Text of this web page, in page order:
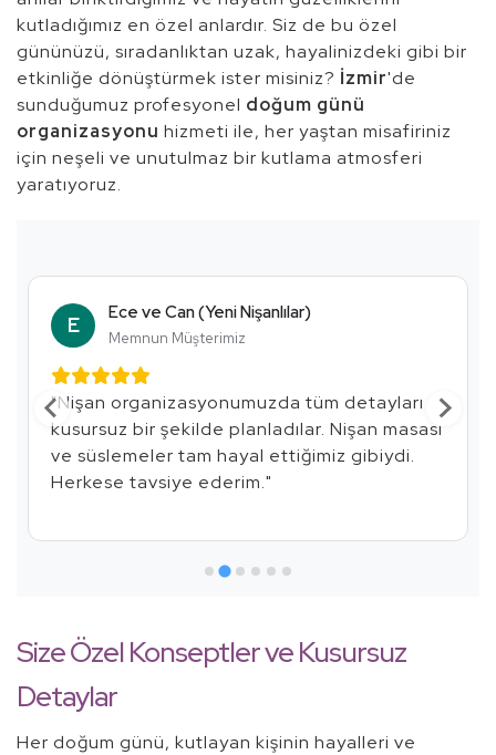
kutladığımız en özel anlardır. Siz de bu özel
gününüzü, sıradanlıktan uzak, hayalinizdeki gibi bir
etkinliğe dönüştürmek ister misiniz? İzmir'de
sunduğumuz profesyonel doğum günü
organizasyonu hizmeti ile, her yaştan misafiriniz
için neşeli ve unutulmaz bir kutlama atmosferi
yaratıyoruz.
E Ece ve Can (Yeni Nişanlılar)
Memnun Müşterimiz
"Nişan organizasyonumuzda tüm detayları
kusursuz bir şekilde planladılar. Nişan masası
ve süslemeler tam hayal ettiğimiz gibiydi.
Herkese tavsiye ederim."
Size Özel Konseptler ve Kusursuz
Detaylar
Her doğum günü, kutlayan kişinin hayalleri ve